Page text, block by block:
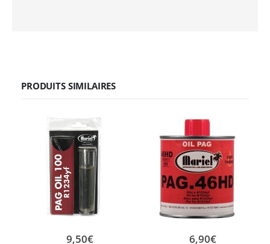
PRODUITS SIMILAIRES
9,50€ 6,90€